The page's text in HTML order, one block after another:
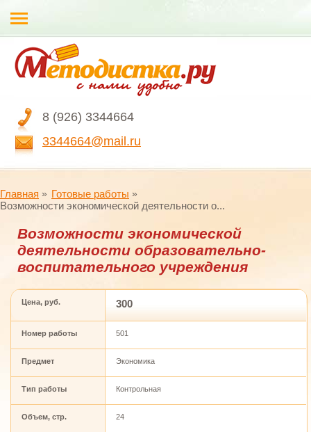
8 (926) 3344664
3344664@mail.ru
Главная
Готовые работы
Возможности экономической деятельности о...
Возможности экономической
деятельности образовательно-
воспитательного учреждения
Цена, руб. 300
Номер работы 501
Предмет Экономика
Тип работы Контрольная
Объем, стр. 24